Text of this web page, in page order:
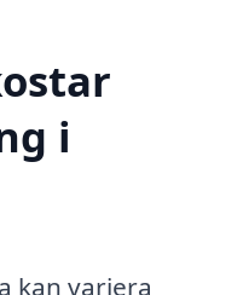
i
kan variera